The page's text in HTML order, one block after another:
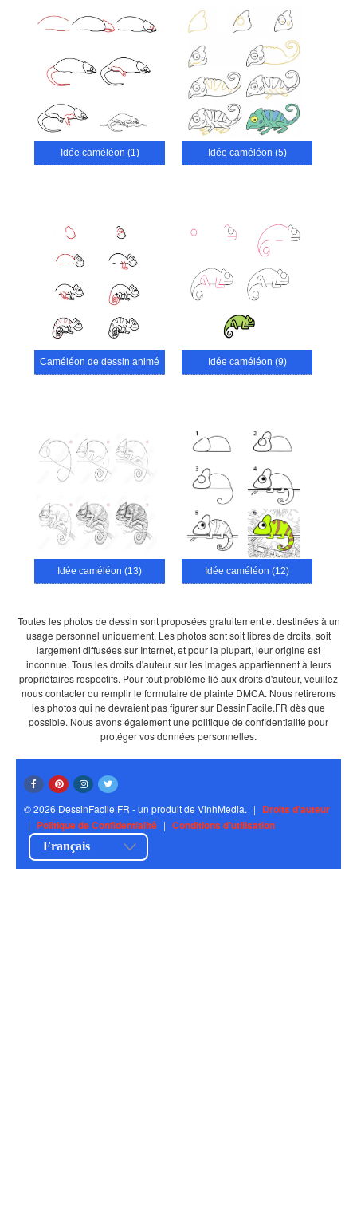
Idée caméléon (1) Idée caméléon (5)
Caméléon de dessin animé Idée caméléon (9)
Idée caméléon (13) Idée caméléon (12)
Toutes les photos de dessin sont proposées gratuitement et destinées à un
usage personnel uniquement. Les photos sont soit libres de droits, soit
largement diffusées sur Internet, et pour la plupart, leur origine est
inconnue. Tous les droits d'auteur sur les images appartiennent à leurs
propriétaires respectifs. Pour tout problème lié aux droits d'auteur, veuillez
nous contacter ou remplir le formulaire de plainte DMCA. Nous retirerons
les photos qui ne devraient pas figurer sur DessinFacile.FR dès que
possible. Nous avons également une politique de confidentialité pour
protéger vos données personnelles.
© 2026 DessinFacile.FR - un produit de VinhMedia. | Droits d'auteur
| Politique de Confidentialité | Conditions d'utilisation
Français